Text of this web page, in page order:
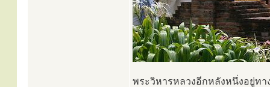
พระวิหารหลวงอีกหลังหนึ่งอยู่ท